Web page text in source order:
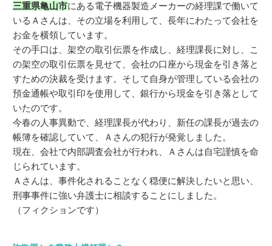
三重県亀山市にある電子機器製造メーカーの経理課で働いて
いるＡさんは、その立場を利用して、長年にわたって会社を
お金を横領しています。
その手口は、架空の取引伝票を作成し、経理課長に対し、こ
の架空の取引伝票を見せて、会社の口座から現金を引き落と
すための決裁を受けます。そして自身が管理している会社の
預金通帳や取引印を使用して、銀行から現金を引き落として
いたのです。
今春の人事異動で、経理課長が代わり、新任の課長が過去の
帳簿を確認していて、Ａさんの犯行が発覚しました。
現在、会社で内部調査会社が行われ、Ａさんは自宅謹慎を命
じられています。
Ａさんは、事件化されることなく穏便に解決したいと思い、
刑事事件に強い弁護士に相談することにしました。
（フィクションです）